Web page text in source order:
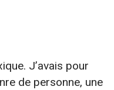
J’avais pour
de personne, une